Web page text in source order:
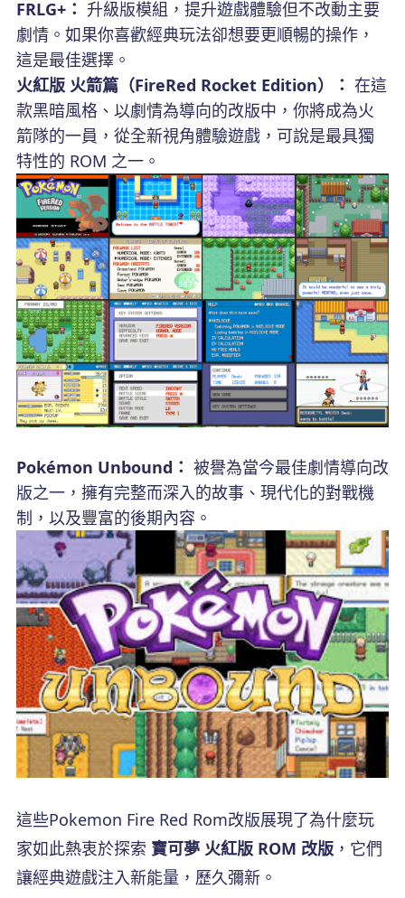
FRLG+： 升級版模組，提升遊戲體驗但不改動主要
劇情。如果你喜歡經典玩法卻想要更順暢的操作，
這是最佳選擇。
火紅版 火箭篇（FireRed Rocket Edition）： 在這
款黑暗風格、以劇情為導向的改版中，你將成為火
箭隊的一員，從全新視角體驗遊戲，可說是最具獨
特性的 ROM 之一。
Pokémon Unbound： 被譽為當今最佳劇情導向改
版之一，擁有完整而深入的故事、現代化的對戰機
制，以及豐富的後期內容。
這些Pokemon Fire Red Rom改版展現了為什麼玩
家如此熱衷於探索 寶可夢 火紅版 ROM 改版 ，它們
讓經典遊戲注入新能量，歷久彌新。